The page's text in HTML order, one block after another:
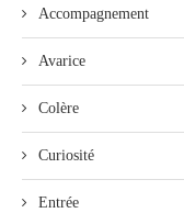
Accompagnement
Avarice
Colère
Curiosité
Entrée